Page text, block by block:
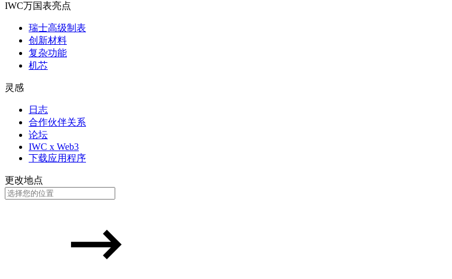
IWC万国表亮点
瑞士高级制表
创新材料
复杂功能
机芯
灵感
日志
合作伙伴关系
论坛
IWC x Web3
下载应用程序
更改地点